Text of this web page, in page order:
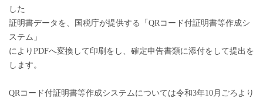
した
証明書データを、国税庁が提供する「QRコード付証明書等作成シ
ステム」
によりPDFへ変換して印刷をし、確定申告書類に添付をして提出を
します。
QRコード付証明書等作成システムについては令和3年10月ごろより